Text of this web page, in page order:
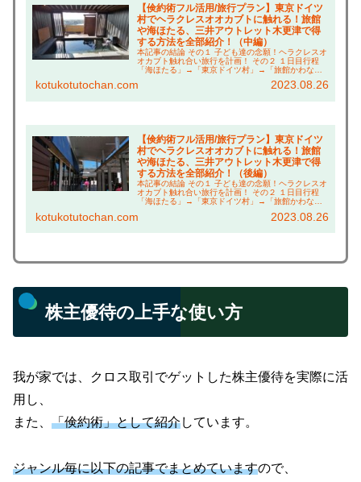
【倹約術フル活用/旅行プラン】東京ドイツ
村でヘラクレスオオカブトに触れる！旅館
や海ほたる、三井アウトレット木更津で得
する方法を全部紹介！（中編）
本記事の結論 その１ 子ども達の念願！ヘラクレスオ
オカブト触れ合い旅行を計画！ その２ １日目行程
「海ほたる」→「東京ドイツ村」→「旅館かわな」
る」 その３ 今回旅行は、倹約術で約６千円のお得...
kotukotutochan.com 2023.08.26
【倹約術フル活用/旅行プラン】東京ドイツ
村でヘラクレスオオカブトに触れる！旅館
や海ほたる、三井アウトレット木更津で得
する方法を全部紹介！（後編）
本記事の結論 その１ 子ども達の念願！ヘラクレスオ
オカブト触れ合い旅行を計画！ その２ １日目行程
「海ほたる」→「東京ドイツ村」→「旅館かわな」
る」 その３ 今回旅行は、倹約術で約６千円のお得...
kotukotutochan.com 2023.08.26
株主優待の上手な使い方
我が家では、クロス取引でゲットした株主優待を実際に活
用し、
また、 「倹約術」として紹介しています。
ジャンル毎に以下の記事でまとめていますので、